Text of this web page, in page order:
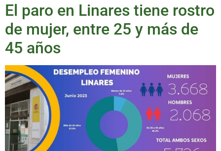
El paro en Linares tiene rostro
de mujer, entre 25 y más de
45 años